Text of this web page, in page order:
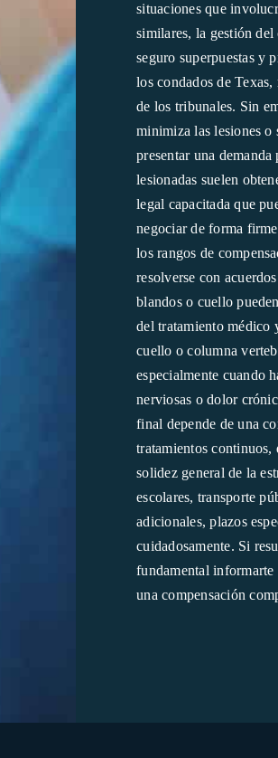
situaciones que
similares, la gestión
seguro superpuestas y
los condados de
de los tribunales. Sin
minimiza las lesiones o
presentar una
lesionadas suelen
legal capacitada que
negociar de forma
los rangos de
resolverse con
blandos o cuello
del tratamiento médico
cuello o columna
especialmente cuando
nerviosas o dolor
final depende de una
tratamientos continuos,
solidez general de la
escolares, transporte
adicionales, plazos
cuidadosamente. Si
fundamental informarte
una compensación